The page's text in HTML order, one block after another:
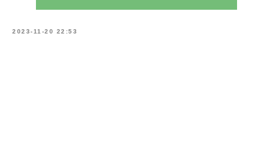
2023-11-20 22:53